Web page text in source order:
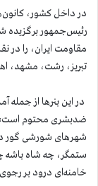
در داخل کشور،
رئیس‌جمهور برگزیده
مقاومت ایران، را در
تبریز، رشت، مشهد،
در این بنرها از
ضدبشری محتوم
شهرهای شورشی گور
ستمگر، چه شاه باشه
خامنه‌ای درود بر